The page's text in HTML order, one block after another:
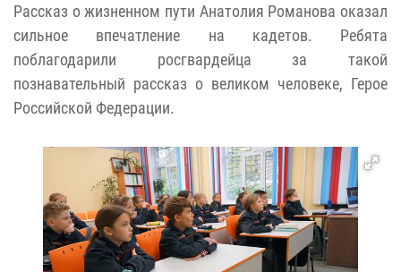
Рассказ о жизненном пути Анатолия Романова оказал
сильное впечатление на кадетов. Ребята
поблагодарили росгвардейца за такой
познавательный рассказ о великом человеке, Герое
Российской Федерации.